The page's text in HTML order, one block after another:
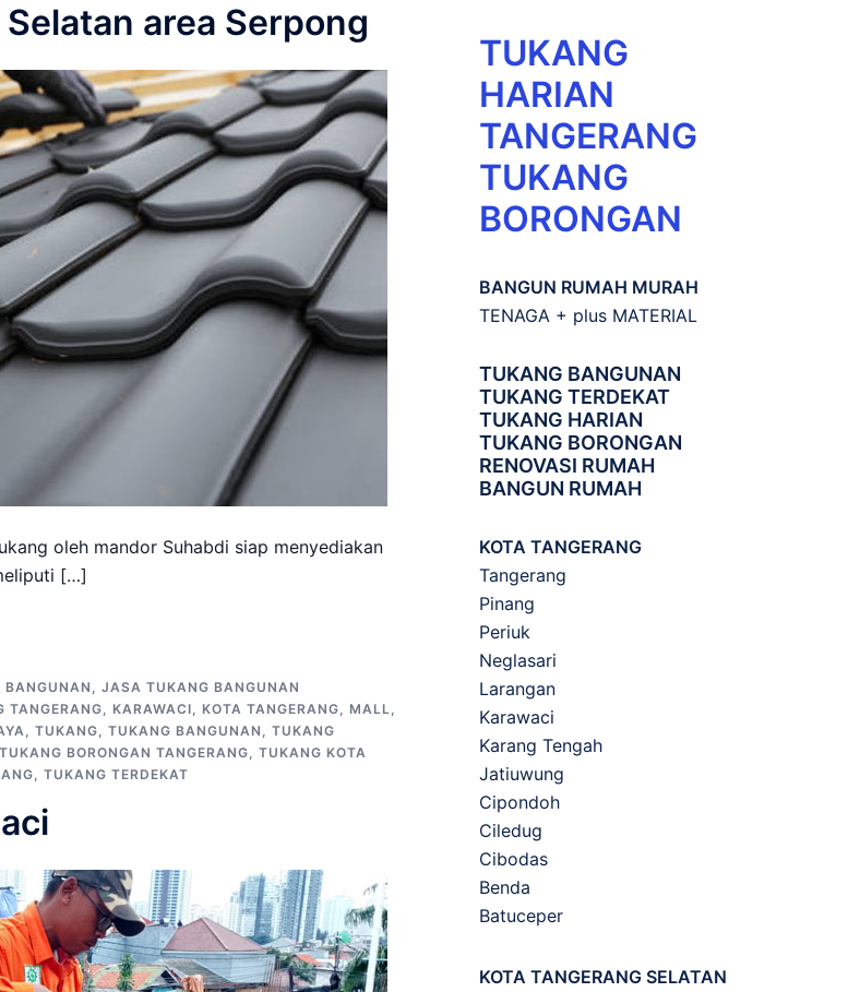
area Serpong
oleh mandor Suhabdi siap menyediakan
[…]
, JASA TUKANG BANGUNAN
TANGERANG, KARAWACI, KOTA TANGERANG, MALL,
, TUKANG, TUKANG BANGUNAN , TUKANG
TUKANG BORONGAN TANGERANG, TUKANG KOTA
, TUKANG TERDEKAT
TUKANG
HARIAN
TANGERANG
TUKANG
BORONGAN
BANGUN RUMAH MURAH
TENAGA + plus MATERIAL
TUKANG BANGUNAN
TUKANG TERDEKAT
TUKANG HARIAN
TUKANG BORONGAN
RENOVASI RUMAH
BANGUN RUMAH
KOTA TANGERANG
Tangerang
Pinang
Periuk
Neglasari
Larangan
Karawaci
Karang Tengah
Jatiuwung
Cipondoh
Ciledug
Cibodas
Benda
Batuceper
KOTA TANGERANG SELATAN